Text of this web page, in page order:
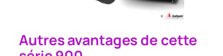
Autres avantages de cette